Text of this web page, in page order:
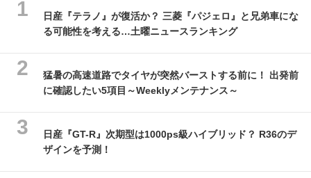
日産『テラノ』が復活か？ 三菱『パジェロ』と兄弟車にな
る可能性を考える…土曜ニュースランキング
猛暑の高速道路でタイヤが突然バーストする前に！ 出発前
に確認したい5項目～Weeklyメンテナンス～
日産『GT-R』次期型は1000ps級ハイブリッド？ R36のデ
ザインを予測！